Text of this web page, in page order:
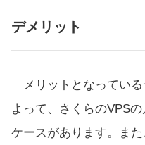
デメリット
メリットとなっている
よって、さくらのVPS
ケースがあります。ま